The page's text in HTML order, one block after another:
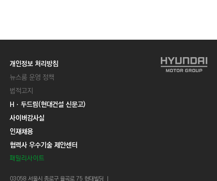
개인정보 처리방침
뉴스룸 운영 정책
법적고지
Hㆍ두드림(현대건설 신문고)
사이버감사실
인재채용
협력사 우수기술 제안센터
패밀리사이트
03058 서울시 종로구 율곡로 75 현대빌딩 ㅣ